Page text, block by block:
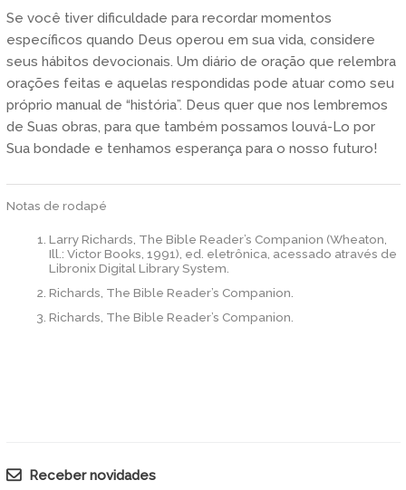
Se você tiver dificuldade para recordar momentos
específicos quando Deus operou em sua vida, considere
seus hábitos devocionais. Um diário de oração que relembra
orações feitas e aquelas respondidas pode atuar como seu
próprio manual de “história”. Deus quer que nos lembremos
de Suas obras, para que também possamos louvá-Lo por
Sua bondade e tenhamos esperança para o nosso futuro!
Notas de rodapé
Larry Richards, The Bible Reader’s Companion (Wheaton,
Ill.: Victor Books, 1991), ed. eletrônica, acessado através de
Libronix Digital Library System.
Richards, The Bible Reader’s Companion.
Richards, The Bible Reader’s Companion.
Receber novidades